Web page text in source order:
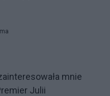
mnie
Julii